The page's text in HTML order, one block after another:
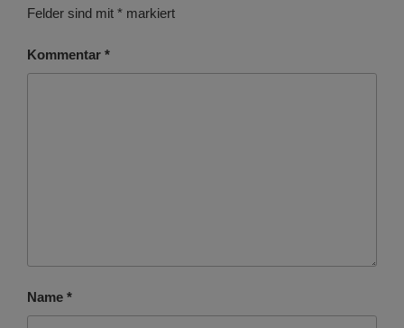
Felder sind mit * markiert
Kommentar *
Name *